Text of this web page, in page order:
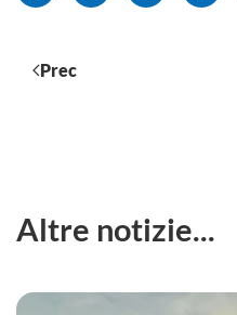
Prec
Altre notizie...